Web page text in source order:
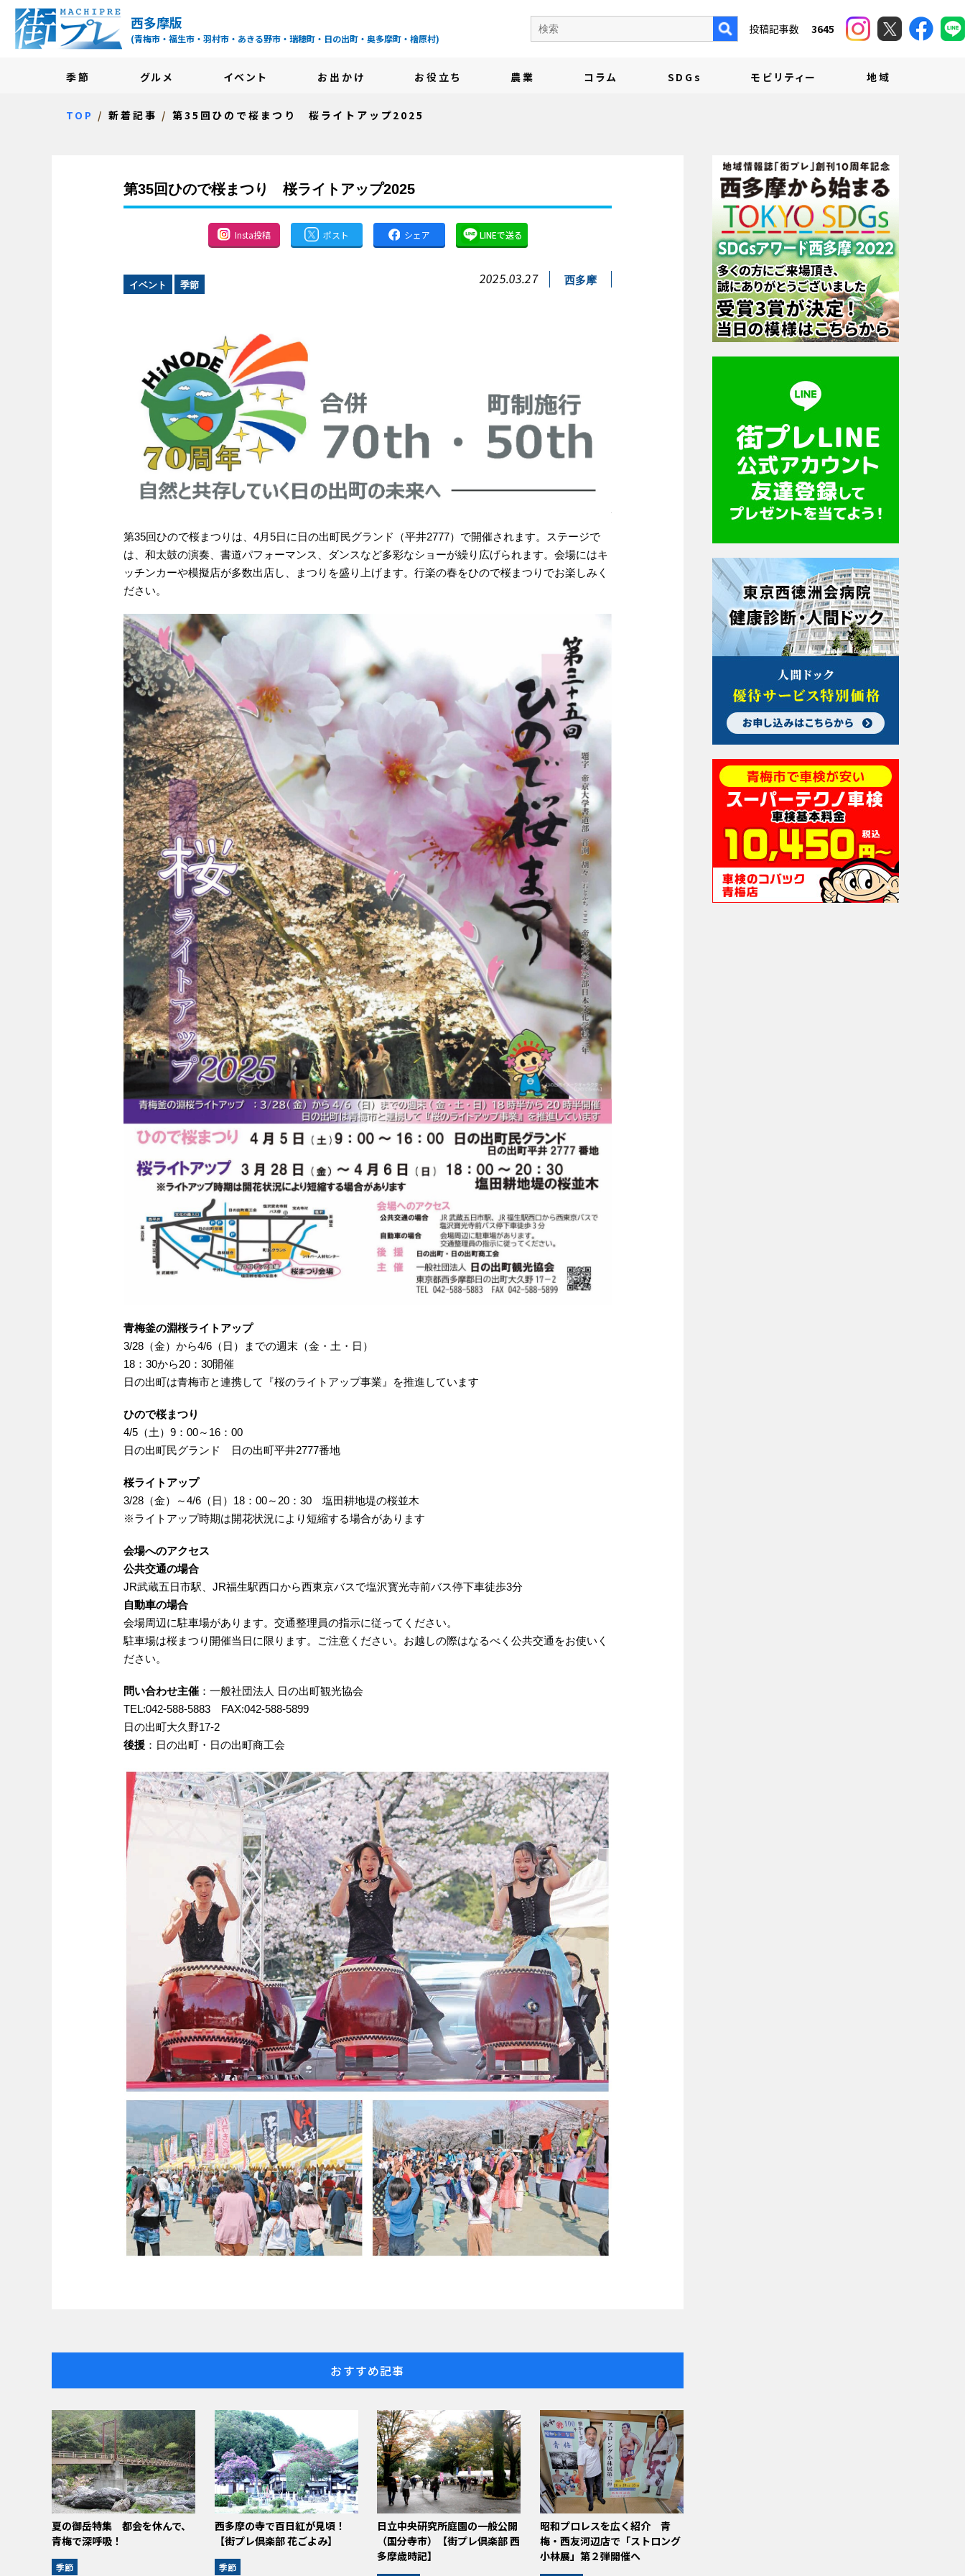
街プレ -東京・西多摩の地域情報サイト-
西多摩版
(青梅市・福生市・羽村市・あきる野市・瑞穂町・日の出町・奥多摩町・檜原村)
季節 グルメ イベント お出かけ お役立ち 農業 コラム SDGs モビリティー 地域
投稿記事数 3645
TOP 新着記事 第35回ひので桜まつり 桜ライトアップ2025
第35回ひので桜まつり 桜ライトアップ2025
Insta投稿 ポスト シェア LINEで送る
イベント 季節 2025.03.27 西多摩
第35回ひので桜まつりは、4月5日に日の出町民グランド（平井2777）で開催されます。ステージで
は、和太鼓の演奏、書道パフォーマンス、ダンスなど多彩なショーが繰り広げられます。会場にはキ
ッチンカーや模擬店が多数出店し、まつりを盛り上げます。行楽の春をひので桜まつりでお楽しみく
ださい。
青梅釜の淵桜ライトアップ
3/28（金）から4/6（日）までの週末（金・土・日）
18：30から20：30開催
日の出町は青梅市と連携して『桜のライトアップ事業』を推進しています
ひので桜まつり
4/5（土）9：00～16：00
日の出町民グランド 日の出町平井2777番地
桜ライトアップ
3/28（金）～4/6（日）18：00～20：30 塩田耕地堤の桜並木
※ライトアップ時期は開花状況により短縮する場合があります
会場へのアクセス
公共交通の場合
JR武蔵五日市駅、JR福生駅西口から西東京バスで塩沢寳光寺前バス停下車徒歩3分
自動車の場合
会場周辺に駐車場があります。交通整理員の指示に従ってください。
駐車場は桜まつり開催当日に限ります。ご注意ください。お越しの際はなるべく公共交通をお使いく
ださい。
問い合わせ主催 ：一般社団法人 日の出町観光協会
TEL:042-588-5883 FAX:042-588-5899
日の出町大久野17-2
後援 ：日の出町・日の出町商工会
おすすめ記事
夏の御岳特集 都会を休んで、
青梅で深呼吸！
季節
西多摩の寺で百日紅が見頃！
【街プレ倶楽部 花ごよみ】
季節
日立中央研究所庭園の一般公開
（国分寺市）【街プレ倶楽部 西
多摩歳時記】
昭和プロレスを広く紹介 青
梅・西友河辺店で「ストロング
小林展」第２弾開催へ